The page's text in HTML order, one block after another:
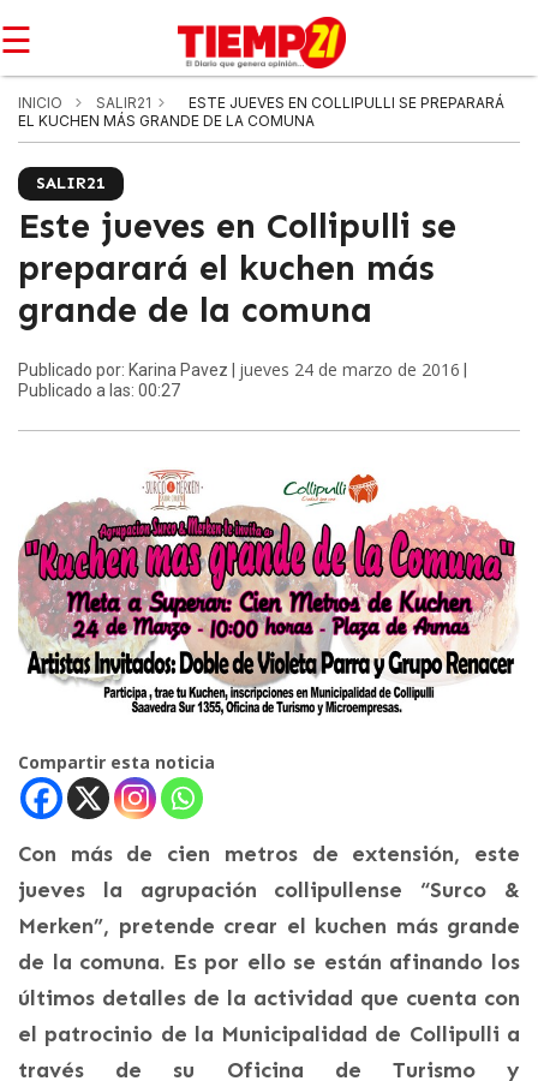
☰
INICIO SALIR21
ESTE JUEVES EN COLLIPULLI SE PREPARARÁ
EL KUCHEN MÁS GRANDE DE LA COMUNA
SALIR21
Este jueves en Collipulli se
preparará el kuchen más
grande de la comuna
Publicado por: Karina Pavez | jueves 24 de marzo de 2016
Publicado a las: 00:27
Compartir esta noticia
Con más de cien metros de extensión, este
jueves la agrupación collipullense “Surco &
Merken”, pretende crear el kuchen más grande
de la comuna. Es por ello se están afinando los
últimos detalles de la actividad que cuenta con
el patrocinio de la Municipalidad de Collipulli a
través de su Oficina de Turismo y